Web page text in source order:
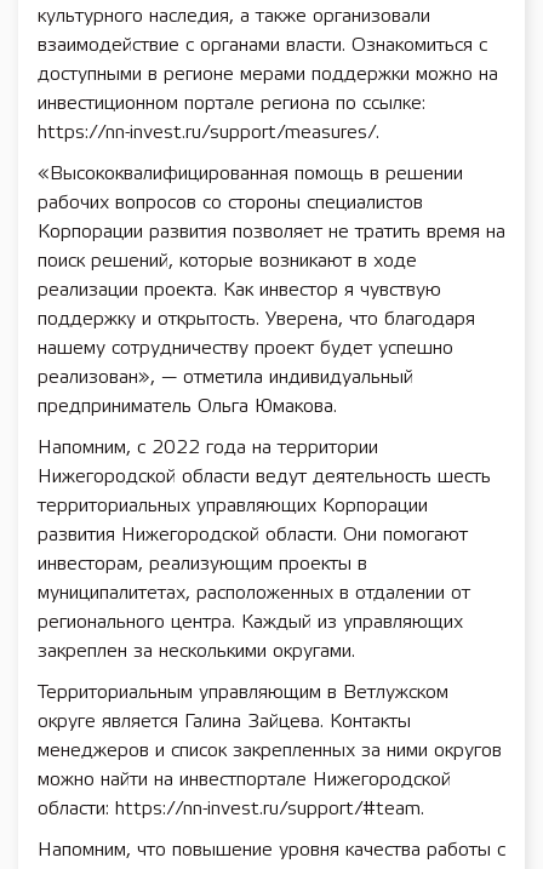
культурного наследия, а также организовали
взаимодействие с органами власти. Ознакомиться с
доступными в регионе мерами поддержки можно на
инвестиционном портале региона по ссылке:
https://nn-invest.ru/support/measures/.
«Высококвалифицированная помощь в решении
рабочих вопросов со стороны специалистов
Корпорации развития позволяет не тратить время на
поиск решений, которые возникают в ходе
реализации проекта. Как инвестор я чувствую
поддержку и открытость. Уверена, что благодаря
нашему сотрудничеству проект будет успешно
реализован», — отметила индивидуальный
предприниматель Ольга Юмакова.
Напомним, с 2022 года на территории
Нижегородской области ведут деятельность шесть
территориальных управляющих Корпорации
развития Нижегородской области. Они помогают
инвесторам, реализующим проекты в
муниципалитетах, расположенных в отдалении от
регионального центра. Каждый из управляющих
закреплен за несколькими округами.
Территориальным управляющим в Ветлужском
округе является Галина Зайцева. Контакты
менеджеров и список закрепленных за ними округов
можно найти на инвестпортале Нижегородской
области: https://nn-invest.ru/support/#team.
Напомним, что повышение уровня качества работы с